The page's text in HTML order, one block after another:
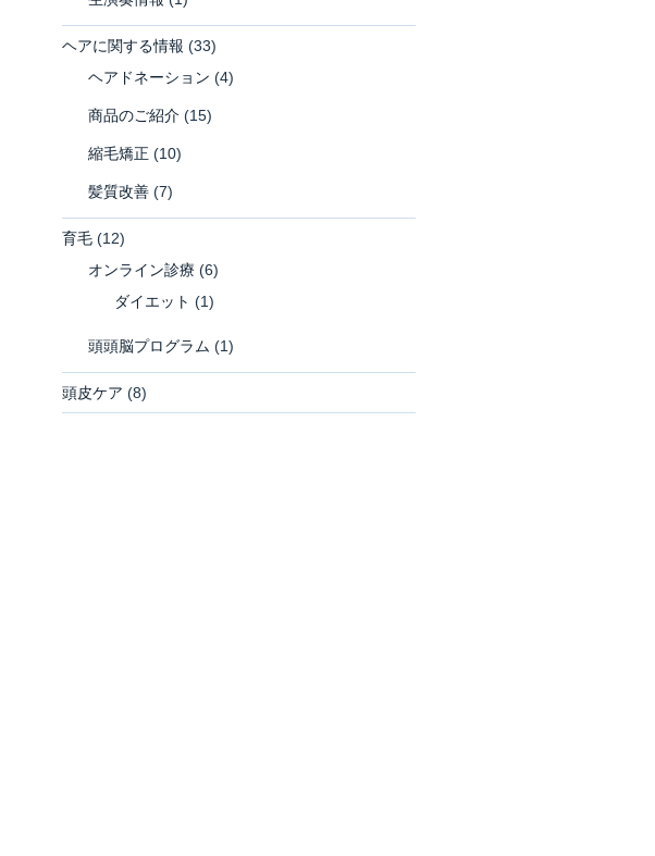
ヘアに関する情報 (33)
ヘアドネーション (4)
商品のご紹介(15)
縮毛矯正 (10)
髪質改善(7)
育毛(12)
オンライン診療 (6)
ダイエット (1)
頭頭脳プログラム (1)
頭皮ケア (8)